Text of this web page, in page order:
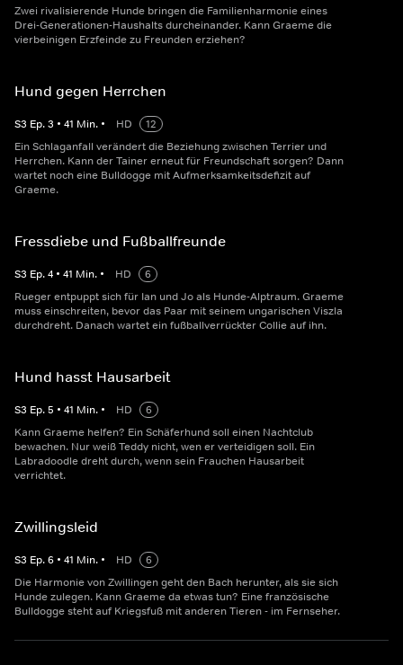
Zwei rivalisierende Hunde bringen die Familienharmonie eines
Drei-Generationen-Haushalts durcheinander. Kann Graeme die
vierbeinigen Erzfeinde zu Freunden erziehen?
Hund gegen Herrchen
S3 Ep.3 • 41 Min. • HD
12
Ein Schlaganfall verändert die Beziehung zwischen Terrier und
Herrchen. Kann der Tainer erneut für Freundschaft sorgen? Dann
wartet noch eine Bulldogge mit Aufmerksamkeitsdefizit auf
Graeme.
Fressdiebe und Fußballfreunde
S3 Ep.4 • 41 Min. • HD
6
Rueger entpuppt sich für Ian und Jo als Hunde-Alptraum. Graeme
muss einschreiten, bevor das Paar mit seinem ungarischen Viszla
durchdreht. Danach wartet ein fußballverrückter Collie auf ihn.
Hund hasst Hausarbeit
S3 Ep.5 • 41 Min. • HD
6
Kann Graeme helfen? Ein Schäferhund soll einen Nachtclub
bewachen. Nur weiß Teddy nicht, wen er verteidigen soll. Ein
Labradoodle dreht durch, wenn sein Frauchen Hausarbeit
verrichtet.
Zwillingsleid
S3 Ep.6 • 41 Min. • HD
6
Die Harmonie von Zwillingen geht den Bach herunter, als sie sich
Hunde zulegen. Kann Graeme da etwas tun? Eine französische
Bulldogge steht auf Kriegsfuß mit anderen Tieren - im Fernseher.